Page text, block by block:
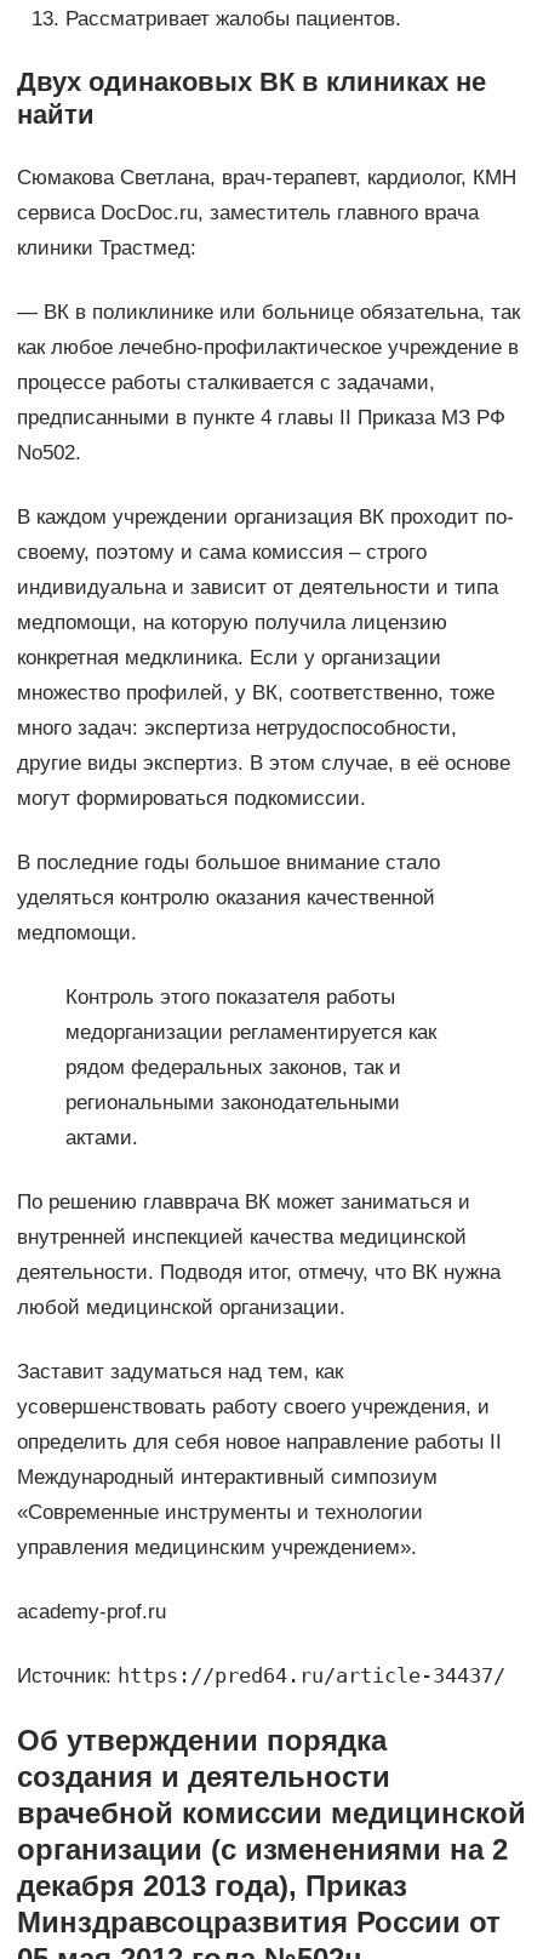
Рассматривает жалобы пациентов.
Двух одинаковых ВК в клиниках не
найти
Сюмакова Светлана, врач-терапевт, кардиолог, КМН
сервиса DocDoc.ru, заместитель главного врача
клиники Трастмед:
— ВК в поликлинике или больнице обязательна, так
как любое лечебно-профилактическое учреждение в
процессе работы сталкивается с задачами,
предписанными в пункте 4 главы II Приказа МЗ РФ
No502.
В каждом учреждении организация ВК проходит по-
своему, поэтому и сама комиссия – строго
индивидуальна и зависит от деятельности и типа
медпомощи, на которую получила лицензию
конкретная медклиника. Если у организации
множество профилей, у ВК, соответственно, тоже
много задач: экспертиза нетрудоспособности,
другие виды экспертиз. В этом случае, в её основе
могут формироваться подкомиссии.
В последние годы большое внимание стало
уделяться контролю оказания качественной
медпомощи.
Контроль этого показателя работы
медорганизации регламентируется как
рядом федеральных законов, так и
региональными законодательными
актами.
По решению главврача ВК может заниматься и
внутренней инспекцией качества медицинской
деятельности. Подводя итог, отмечу, что ВК нужна
любой медицинской организации.
Заставит задуматься над тем, как
усовершенствовать работу своего учреждения, и
определить для себя новое направление работы II
Международный интерактивный симпозиум
«Современные инструменты и технологии
управления медицинским учреждением».
academy-prof.ru
Источник: https://pred64.ru/article-34437/
Об утверждении порядка
создания и деятельности
врачебной комиссии медицинской
организации (с изменениями на 2
декабря 2013 года), Приказ
Минздравсоцразвития России от